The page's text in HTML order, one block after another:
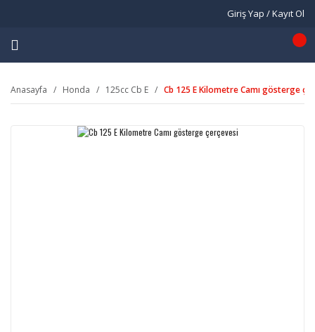
Giriş Yap / Kayıt Ol
Anasayfa Honda 125cc Cb E Cb 125 E Kilometre Camı gösterge